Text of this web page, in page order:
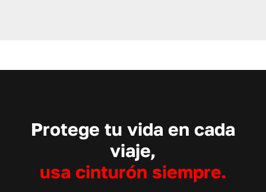
Protege tu vida en cada
viaje,
usa cinturón siempre.